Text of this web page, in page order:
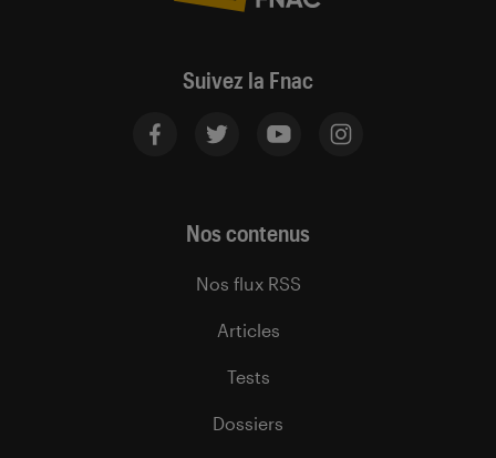
Suivez la Fnac
Nos contenus
Nos flux RSS
Articles
Tests
Dossiers